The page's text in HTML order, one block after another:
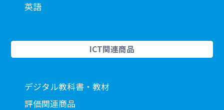
英語
ICT関連商品
デジタル教科書・教材
評価関連商品